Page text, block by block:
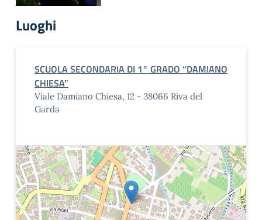
Luoghi
SCUOLA SECONDARIA DI 1° GRADO “DAMIANO
CHIESA”
Viale Damiano Chiesa, 12 - 38066 Riva del
Garda